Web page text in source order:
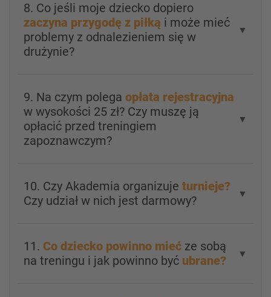
8. Co jeśli moje dziecko dopiero
zaczyna przygodę z piłką i może mieć
problemy z odnalezieniem się w
drużynie?
▼
9. Na czym polega opłata rejestracyjna
w wysokości 25 zł? Czy muszę ją
opłacić przed treningiem
zapoznawczym?
▼
10. Czy Akademia organizuje turnieje?
Czy udział w nich jest darmowy?
▼
11. Co dziecko powinno mieć ze sobą
na treningu i jak powinno być ubrane? ▼